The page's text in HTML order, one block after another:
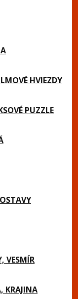
HVIEZDY
PUZZLE
VESMÍR
KRAJINA